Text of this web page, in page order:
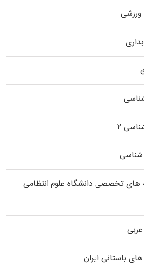
ورزشی
۲
شناسی
ﻫﺎی تخصصی داﻧﺸﮕﺎه ﻋﻠﻮم انتظامی
باستانی ایران